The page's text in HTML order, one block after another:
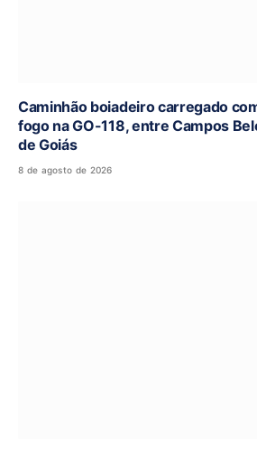
Caminhão boiadeiro carregado
fogo na GO-118, entre Campos
de Goiás
8 de agosto de 2026